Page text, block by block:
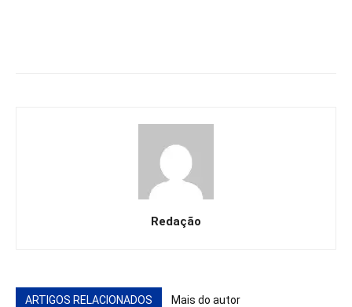
Redação
ARTIGOS RELACIONADOS Mais do autor